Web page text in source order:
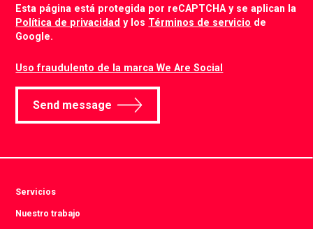
Esta página está protegida por reCAPTCHA y se aplican la
Política de privacidad y los Términos de servicio de
Google.
Uso fraudulento de la marca We Are Social
Send message
Servicios
Nuestro trabajo